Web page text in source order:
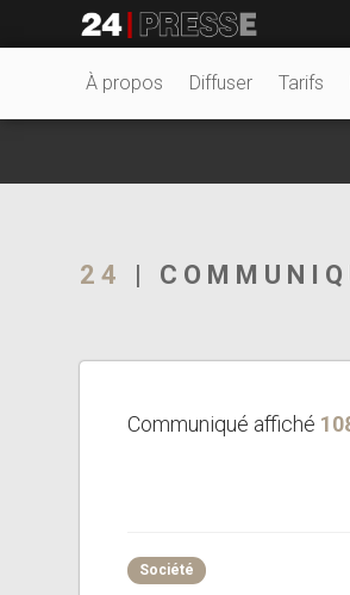
24Presse -
À propos Diffuser Tarifs
24 |
Communiqué affiché
Société